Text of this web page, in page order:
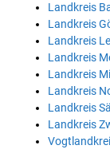
Landkreis
Landkreis
Landkreis
Landkreis
Landkreis
Landkreis
Landkreis
Landkreis